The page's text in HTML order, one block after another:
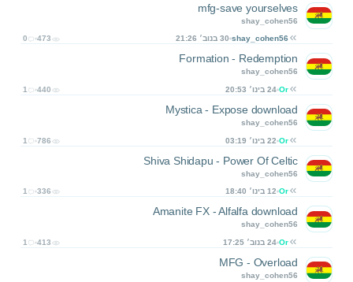
mfg-save yourselves
shay_cohen56
shay_cohen56 30 בנוב׳ 21:26 0 473
Formation - Redemption
shay_cohen56
Or 24 בינו׳ 20:53 1 440
Mystica - Expose download
shay_cohen56
Or 22 בינו׳ 03:19 1 786
Shiva Shidapu - Power Of Celtic
shay_cohen56
Or 12 בינו׳ 18:40 1 336
Amanite FX - Alfalfa download
shay_cohen56
Or 24 בנוב׳ 17:25 1 413
MFG - Overload
shay_cohen56